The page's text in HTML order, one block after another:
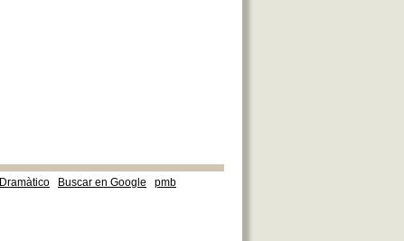
Buscar en Google pmb